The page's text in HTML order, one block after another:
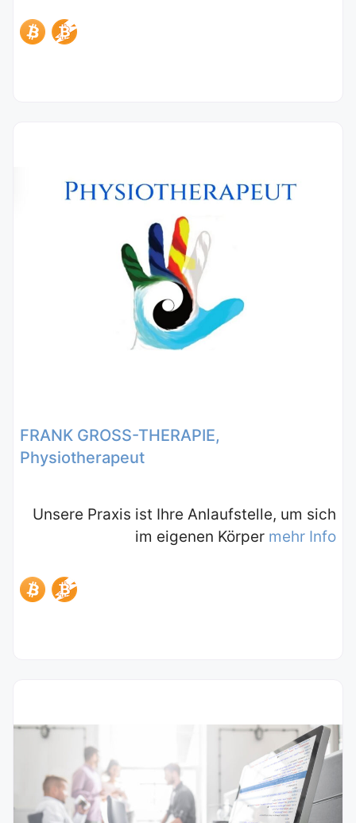
FRANK GROSS-THERAPIE,
Physiotherapeut
Unsere Praxis ist Ihre Anlaufstelle, um sich
im eigenen Körper mehr Info